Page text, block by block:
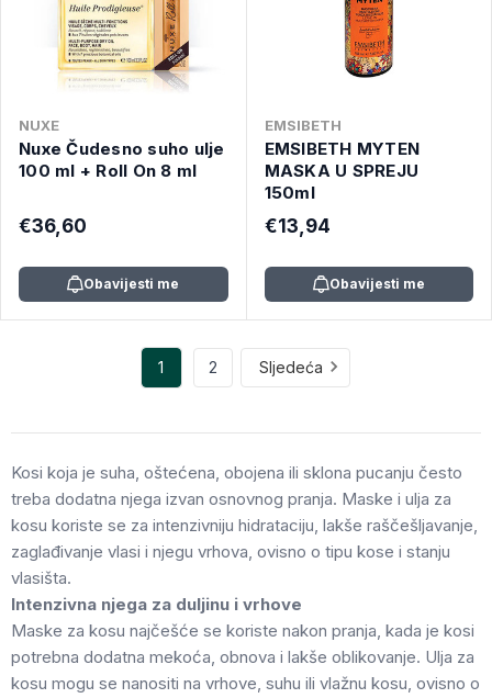
NUXE
Nuxe Čudesno suho ulje
100 ml + Roll On 8 ml
€36,60
Obavijesti me
EMSIBETH
EMSIBETH MYTEN
MASKA U SPREJU
150ml
€13,94
Obavijesti me
1 2 Sljedeća
Kosi koja je suha, oštećena, obojena ili sklona pucanju često
treba dodatna njega izvan osnovnog pranja. Maske i ulja za
kosu koriste se za intenzivniju hidrataciju, lakše raščešljavanje,
zaglađivanje vlasi i njegu vrhova, ovisno o tipu kose i stanju
vlasišta.
Intenzivna njega za duljinu i vrhove
Maske za kosu najčešće se koriste nakon pranja, kada je kosi
potrebna dodatna mekoća, obnova i lakše oblikovanje. Ulja za
kosu mogu se nanositi na vrhove, suhu ili vlažnu kosu, ovisno o